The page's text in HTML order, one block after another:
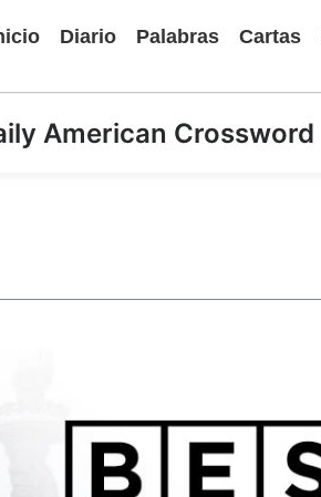
Diario Palabras Cartas
American Crossword